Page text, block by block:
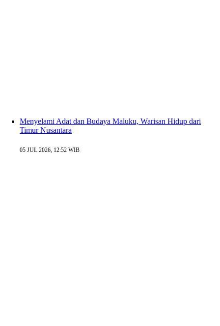
Menyelami Adat dan Budaya Maluku, Warisan Hidup dari
Timur Nusantara
05 JUL 2026, 12:52 WIB